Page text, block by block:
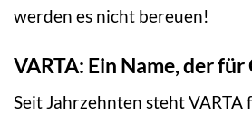
werden es nicht bereuen!
VARTA: Ein Name, der
Seit Jahrzehnten steht